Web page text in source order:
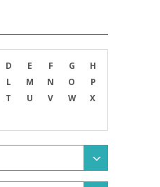
D E F G
H
L M N O
P
T U V W
X